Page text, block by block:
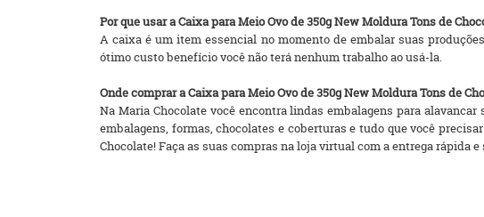
Por que usar a Caixa para Meio Ovo de 350g New Moldura Tons de
A caixa é um item essencial no momento de embalar suas
ótimo custo benefício você não terá nenhum trabalho ao usá-la.
Onde comprar a Caixa para Meio Ovo de 350g New Moldura Tons de
Na Maria Chocolate você encontra lindas embalagens para
embalagens, formas, chocolates e coberturas e tudo que você
Chocolate! Faça as suas compras na loja virtual com a entrega